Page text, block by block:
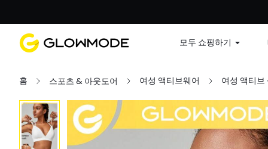
모두 쇼핑하기
홈 스포츠 & 아웃도어 여성 액티브웨어 여성 액티브